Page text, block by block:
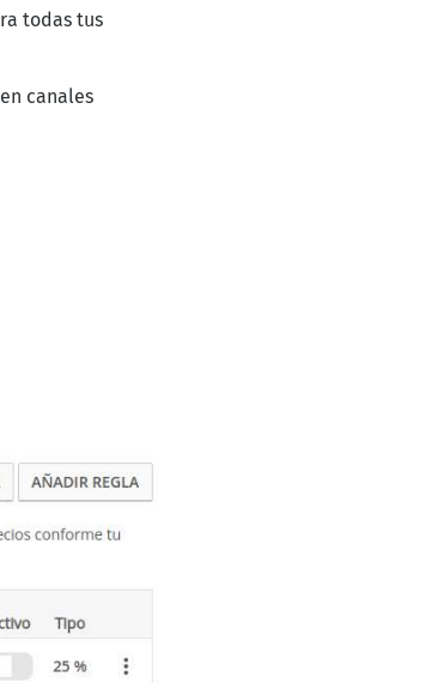
todas tus
canales